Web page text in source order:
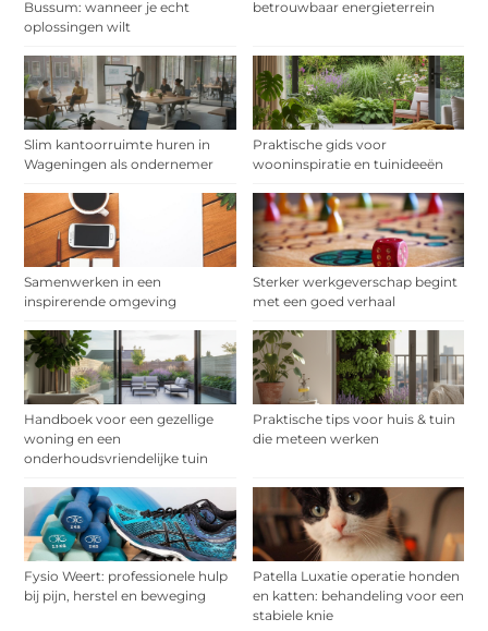
Bussum: wanneer je echt
oplossingen wilt
betrouwbaar energieterrein
Slim kantoorruimte huren in
Wageningen als ondernemer
Praktische gids voor
wooninspiratie en tuinideeën
Samenwerken in een
inspirerende omgeving
Sterker werkgeverschap begint
met een goed verhaal
Handboek voor een gezellige
woning en een
onderhoudsvriendelijke tuin
Praktische tips voor huis & tuin
die meteen werken
Fysio Weert: professionele hulp
bij pijn, herstel en beweging
Patella Luxatie operatie honden
en katten: behandeling voor een
stabiele knie